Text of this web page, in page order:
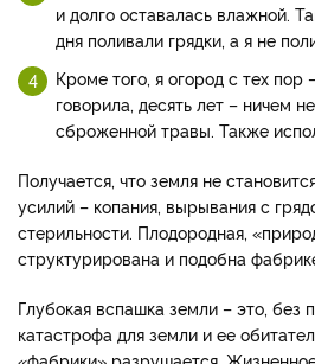
и долго оставалась влажной.
дня поливали грядки, а я не
Кроме того, я огород с тех пор
говорила, десять лет – ничем
сброженной травы. Также
Получается, что земля не
усилий – копания, вырывания с
стерильности. Плодородная,
структурирована и подобна
Глубокая вспашка земли – это, без
катастрофа для земли и ее
«фабрики» разрушается.